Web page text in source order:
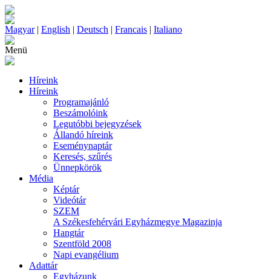
Magyar| English | Deutsch | Francais | Italiano
Menü
Híreink
Híreink
Programajánló
Beszámolóink
Legutóbbi bejegyzések
Állandó híreink
Eseménynaptár
Keresés, szűrés
Ünnepkörök
Média
Képtár
Videótár
SZEM
A Székesfehérvári Egyházmegye Magazinja
Hangtár
Szentföld 2008
Napi evangélium
Adattár
Egyházunk